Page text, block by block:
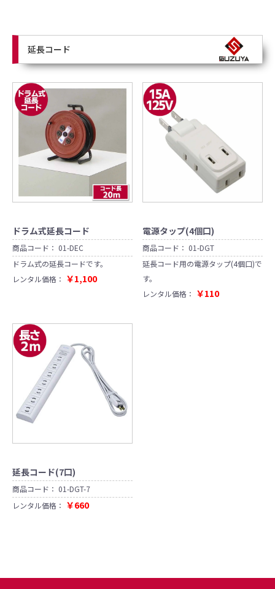
延長コード
ドラム式延長コード
商品コード： 01-DEC
ドラム式の延長コードです。
レンタル価格： ￥1,100
電源タップ(4個口)
商品コード： 01-DGT
延長コード用の電源タップ(4個口)で
す。
レンタル価格： ￥110
延長コード(7口)
商品コード： 01-DGT-7
レンタル価格： ￥660